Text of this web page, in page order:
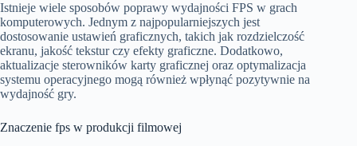
Istnieje wiele sposobów poprawy wydajności FPS w grach
komputerowych. Jednym z najpopularniejszych jest
dostosowanie ustawień graficznych, takich jak rozdzielczość
ekranu, jakość tekstur czy efekty graficzne. Dodatkowo,
aktualizacje sterowników karty graficznej oraz optymalizacja
systemu operacyjnego mogą również wpłynąć pozytywnie na
wydajność gry.
Znaczenie fps w produkcji filmowej